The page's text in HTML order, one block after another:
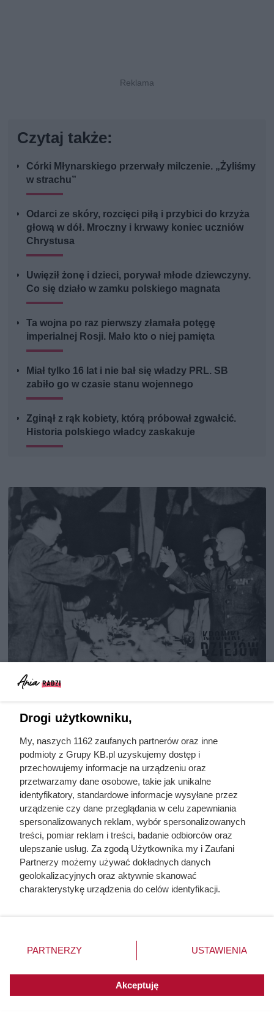
Czytaj także:
Córki Młynarskiego przerwały milczenie. „Żyliśmy
w strachu”
Odarci ze skóry, rozcięci piłą i przybici do krzyża
głową w dół. Mroczny i krwawy koniec uczniów
Chrystusa
Uwięził żonę i dzieci, porywał młode dziewczyny.
Co się działo w zamku polskiego magnata
Ta wojna po raz pierwszy złamała potęgę
imperialnej Rosji. Mało kto o niej pamięta
Miał tylko 16 lat i nie bał się władzy PRL. SB
zabiło go w czasie stanu wojennego
Zginął z rąk kobiety, którą próbował zgwałcić.
Historia polskiego władcy zaskakuje
Doprowadził do śmierci większej
liczby ludzi niż Hitler i Stalin
razem wzięci. Mimo to czczą go
jako bohatera
Dziennikarze ujawnili
pochodzenie mięsa z Dino. Klienci
zaskoczeni
Drogi użytkowniku,
My, naszych 1162 zaufanych partnerów oraz inne
podmioty z Grupy KB.pl uzyskujemy dostęp i
przechowujemy informacje na urządzeniu oraz
przetwarzamy dane osobowe, takie jak unikalne
identyfikatory, standardowe informacje wysyłane przez
urządzenie czy dane przeglądania w celu zapewniania
spersonalizowanych reklam, wybór spersonalizowanych
treści, pomiar reklam i treści, badanie odbiorców oraz
ulepszanie usług. Za zgodą Użytkownika my i Zaufani
Partnerzy możemy używać dokładnych danych
geolokalizacyjnych oraz aktywnie skanować
charakterystykę urządzenia do celów identyfikacji.
zmienić/wycofać klikając przycisk ustawień prywatności
znajdujący się w lewym dolnym rogu strony. Niektóre
użytkownika, ale masz prawo sprzeciwić się takiemu
przetwarzaniu. Preferencje będą miały zastosowania do
PARTNERZY USTAWIENIA
Akceptuję